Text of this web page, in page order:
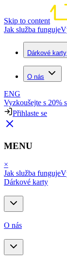
Skip to content
Jak služba funguje
Dárkové karty
O nás
ENG
Vyzkoušejte s 20%
Přihlaste se
MENU
×
Jak služba funguje
Dárkové karty
O nás